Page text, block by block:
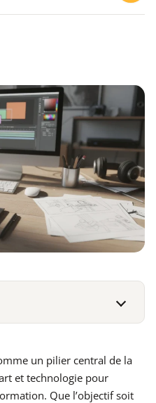
un pilier central de la
et technologie pour
Que l’objectif soit